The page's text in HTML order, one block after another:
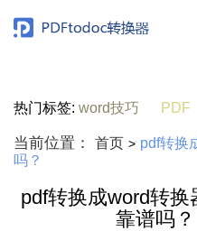
热门标签: word技巧 PDF
当前位置： 首页 > pdf转换
吗？
pdf转换成word转换
靠谱吗？